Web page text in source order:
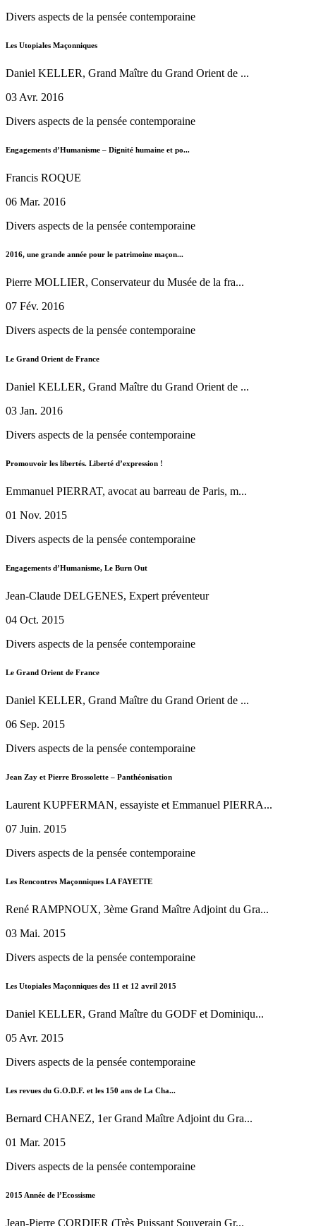
Divers aspects de la pensée contemporaine
Les Utopiales Maçonniques
Daniel KELLER, Grand Maître du Grand Orient de ...
03 Avr. 2016
Divers aspects de la pensée contemporaine
Engagements d’Humanisme – Dignité humaine et po...
Francis ROQUE
06 Mar. 2016
Divers aspects de la pensée contemporaine
2016, une grande année pour le patrimoine maçon...
Pierre MOLLIER, Conservateur du Musée de la fra...
07 Fév. 2016
Divers aspects de la pensée contemporaine
Le Grand Orient de France
Daniel KELLER, Grand Maître du Grand Orient de ...
03 Jan. 2016
Divers aspects de la pensée contemporaine
Promouvoir les libertés. Liberté d’expression !
Emmanuel PIERRAT, avocat au barreau de Paris, m...
01 Nov. 2015
Divers aspects de la pensée contemporaine
Engagements d’Humanisme, Le Burn Out
Jean-Claude DELGENES, Expert préventeur
04 Oct. 2015
Divers aspects de la pensée contemporaine
Le Grand Orient de France
Daniel KELLER, Grand Maître du Grand Orient de ...
06 Sep. 2015
Divers aspects de la pensée contemporaine
Jean Zay et Pierre Brossolette – Panthéonisation
Laurent KUPFERMAN, essayiste et Emmanuel PIERRA...
07 Juin. 2015
Divers aspects de la pensée contemporaine
Les Rencontres Maçonniques LA FAYETTE
René RAMPNOUX, 3ème Grand Maître Adjoint du Gra...
03 Mai. 2015
Divers aspects de la pensée contemporaine
Les Utopiales Maçonniques des 11 et 12 avril 2015
Daniel KELLER, Grand Maître du GODF et Dominiqu...
05 Avr. 2015
Divers aspects de la pensée contemporaine
Les revues du G.O.D.F. et les 150 ans de La Cha...
Bernard CHANEZ, 1er Grand Maître Adjoint du Gra...
01 Mar. 2015
Divers aspects de la pensée contemporaine
2015 Année de l’Ecossisme
Jean-Pierre CORDIER (Très Puissant Souverain Gr...